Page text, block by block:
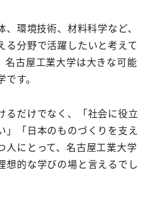
環境技術、材料科学など、
る分野で活躍したいと考えて
名古屋工業大学は大きな可能
す。
るだけでなく、「社会に役立
」「日本のものづくりを支え
人にとって、名古屋工業大学
想的な学びの場と言えるでし